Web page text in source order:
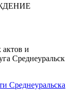
и
Среднеуральск
Среднеуральска